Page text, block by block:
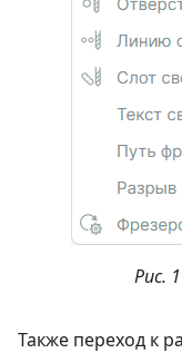
Рис.
Также переход к